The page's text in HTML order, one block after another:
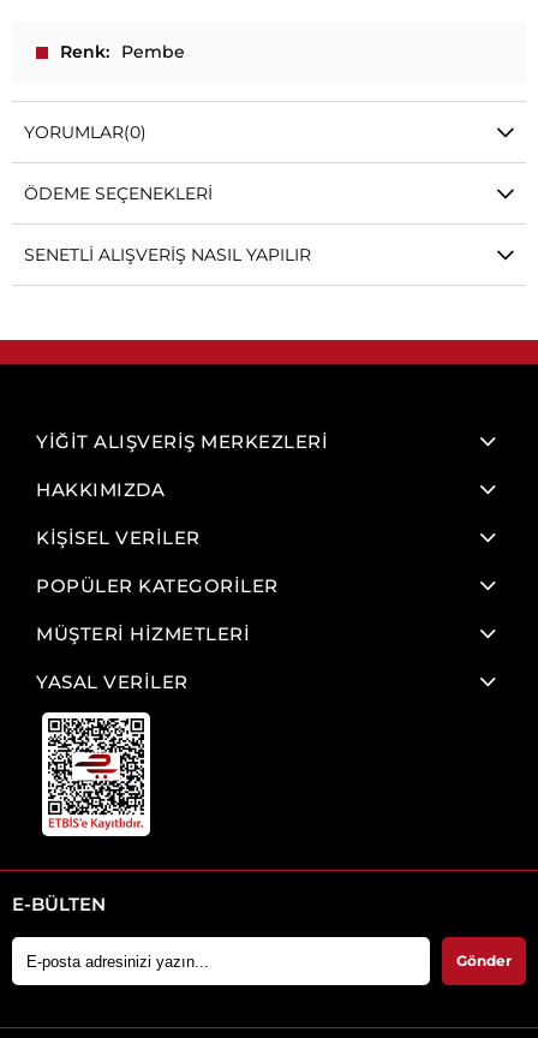
Renk Pembe
YORUMLAR(0)
ÖDEME SEÇENEKLERI
SENETLI ALIŞVERIŞ NASIL YAPILIR
YİĞİT ALIŞVERİŞ MERKEZLERİ
HAKKIMIZDA
KİŞİSEL VERİLER
POPÜLER KATEGORİLER
MÜŞTERİ HİZMETLERİ
YASAL VERİLER
E-BÜLTEN
Gönder